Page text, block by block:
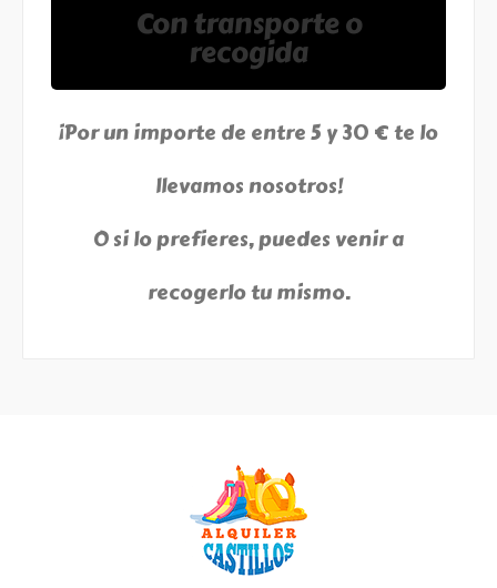
Con transporte o
recogida
¡Por un importe de entre 5 y 30 € te lo
llevamos nosotros!
O si lo prefieres, puedes venir a
recogerlo tu mismo.